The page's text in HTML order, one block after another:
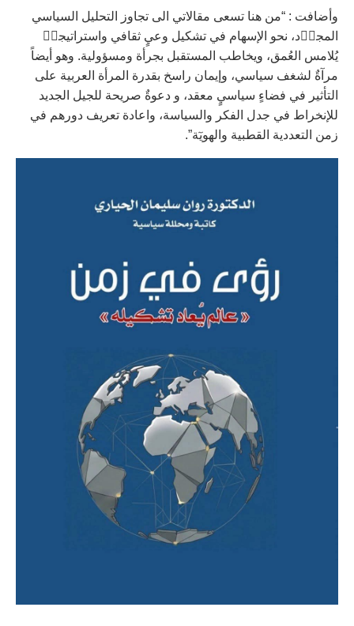
وأضافت : “من هنا تسعى مقالاتي الى تجاوز التحليل السياسي
المجر٘د، نحو الإسهام في تشكيل وعيٍ ثقافي واستراتيجي٘
يُلامس العُمق، ويخاطب المستقبل بجرأة ومسؤولية. وهو أيضاً
مرآةٌ لشغف سياسي، وإيمان راسخ بقدرة المرأة العربية على
التأثير في فضاءٍ سياسيٍ معقد، و دعوةٌ صريحة للجيل الجديد
للإنخراط في جدل الفكر والسياسة، واعادة تعريف دورهم في
زمن التعددية القطبية والهويٓة”.